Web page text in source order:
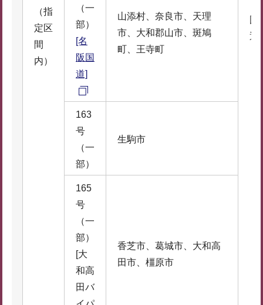
（指
定区
間
内）
国
通
（一
部）
[名
阪国
道]
山添村、奈良市、天理
市、大和郡山市、斑鳩
町、王寺町
163
号
（一
部）
生駒市
165
号
（一
部）
[大
和高
田バ
香芝市、葛城市、大和高
田市、橿原市